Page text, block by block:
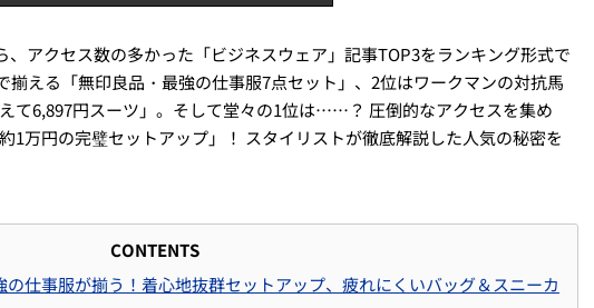
アクセス数の多かった「ビジネスウェア」記事TOP3をランキング形式で
揃える「無印良品・最強の仕事服7点セット」、2位はワークマンの対抗馬
て6,897円スーツ」。そして堂々の1位は……？ 圧倒的なアクセスを集め
1万円の完璧セットアップ」！ スタイリストが徹底解説した人気の秘密を
CONTENTS
仕事服が揃う！着心地抜群セットアップ、疲れにくいバッグ＆スニーカ